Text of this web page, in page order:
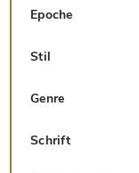
Epoche
Stil
Genre
Schrift